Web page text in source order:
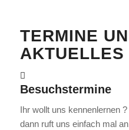
TERMINE
AKTUELLES
Besuchstermine
Ihr wollt uns kennenlernen ?
dann ruft uns einfach mal